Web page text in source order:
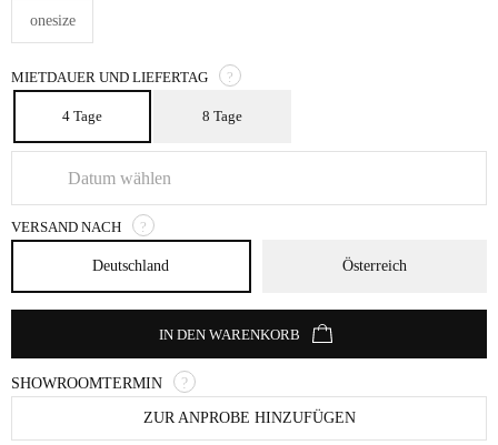
onesize
MIETDAUER UND LIEFERTAG ?
4 Tage 8 Tage
VERSAND NACH ?
Deutschland Österreich
IN DEN WARENKORB
SHOWROOMTERMIN ?
ZUR ANPROBE HINZUFÜGEN